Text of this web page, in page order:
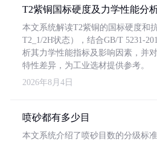
T2紫铜国标硬度及力学性能分
本文系统解读T2紫铜的国标硬度和
T2_1/2H状态），结合GB/T 5231-
析其力学性能指标及影响因素，并
特性差异，为工业选材提供参考。
2026年8月4日
喷砂都有多少目
本文系统介绍了喷砂目数的分级标